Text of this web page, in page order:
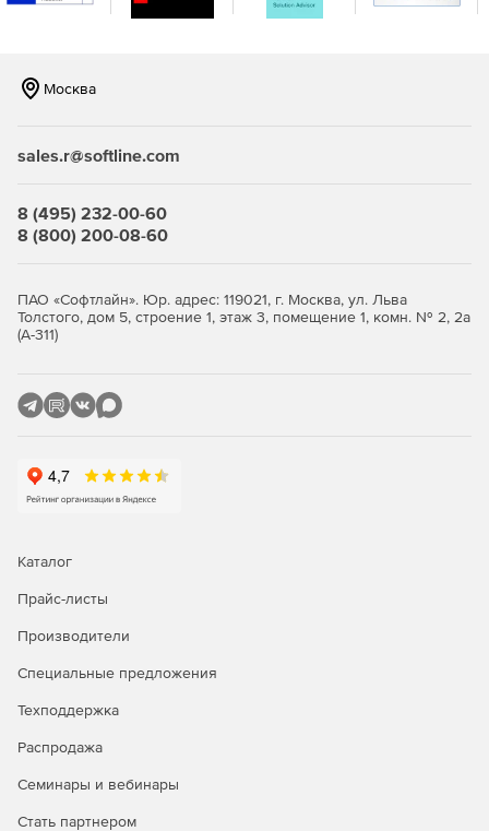
Возможна репликация и распределение копий между
защита от вирусов‑шифровальщиков на базе ИИ,
протокол BSP), парольная защита резервных копий и
Эффективное использование ресурсов и снижение
сеть и хранилища. Гибкие фильтры позволяют
исключать ненужные данные на уровне дисков, папок
эффективность.
универсальное восстановление на «голое железо»
или оборудование, отличное от оригинального,
отдельных объектов, а также автоматическое
Доступна уникальная технология восстановления
Централизованное управление и автоматизация.
администрирования (включая выделенную роль ИБ),
интеграция с отечественными и зарубежными
службами каталогов. Для специализированных задач
Москва
sales.r@softline.com
8 (495) 232-00-60
8 (800) 200-08-60
ПАО «Софтлайн». Юр. адрес: 119021, г. Москва, ул. Льва
Толстого, дом 5, строение 1, этаж 3, помещение 1, комн. № 2, 2а
(А-311)
Каталог
Прайс-листы
Производители
Специальные предложения
Техподдержка
Распродажа
Семинары и вебинары
Стать партнером